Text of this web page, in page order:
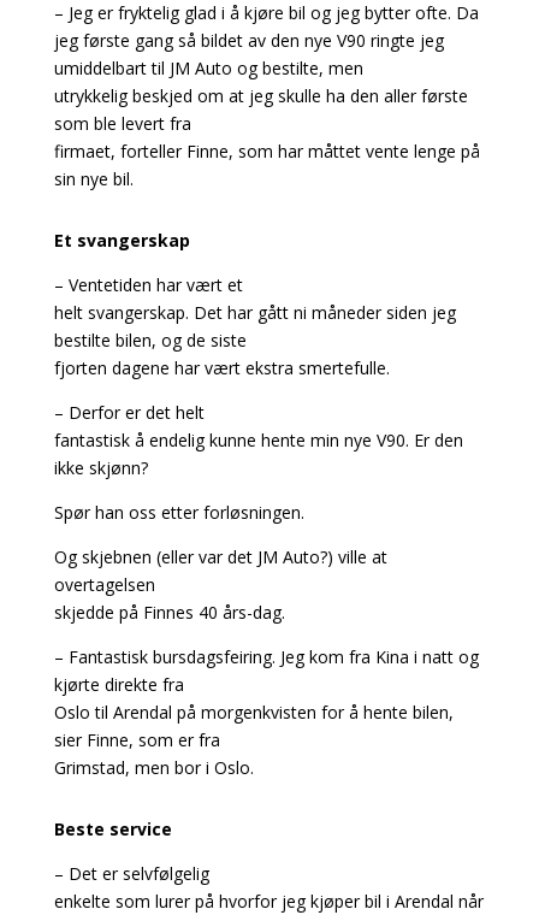
– Jeg er fryktelig glad i å kjøre bil og jeg bytter ofte. Da
jeg første gang så bildet av den nye V90 ringte jeg
umiddelbart til JM Auto og bestilte, men
utrykkelig beskjed om at jeg skulle ha den aller første
som ble levert fra
firmaet, forteller Finne, som har måttet vente lenge på
sin nye bil.
Et svangerskap
– Ventetiden har vært et
helt svangerskap. Det har gått ni måneder siden jeg
bestilte bilen, og de siste
fjorten dagene har vært ekstra smertefulle.
– Derfor er det helt
fantastisk å endelig kunne hente min nye V90. Er den
ikke skjønn?
Spør han oss etter forløsningen.
Og skjebnen (eller var det JM Auto?) ville at
overtagelsen
skjedde på Finnes 40 års-dag.
– Fantastisk bursdagsfeiring. Jeg kom fra Kina i natt og
kjørte direkte fra
Oslo til Arendal på morgenkvisten for å hente bilen,
sier Finne, som er fra
Grimstad, men bor i Oslo.
Beste service
– Det er selvfølgelig
enkelte som lurer på hvorfor jeg kjøper bil i Arendal når